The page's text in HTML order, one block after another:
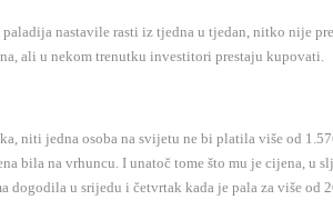
nastavile rasti iz tjedna u tjedan, nitko nije
ali u nekom trenutku investitori prestaju kupovati.
niti jedna osoba na svijetu ne bi platila više od
bila na vrhuncu. I unatoč tome što mu je cijena, u
dogodila u srijedu i četvrtak kada je pala za više od